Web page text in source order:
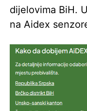
dijelovima BiH.
na Aidex